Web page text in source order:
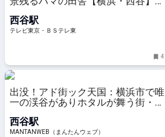
の番組情報ページ | テレビ東京・Ｂ
Ｓテレ東 7ch(公式)
西谷駅
テレビ東京・ＢＳテレ東
4
出没！アド街ック天国：横浜市で唯
一の渓谷がありホタルが舞う街・西
店、丘の上の絶景レストランも -
MANTANWEB（まんたんウェブ）
西谷駅
MANTANWEB（まんたんウェブ）